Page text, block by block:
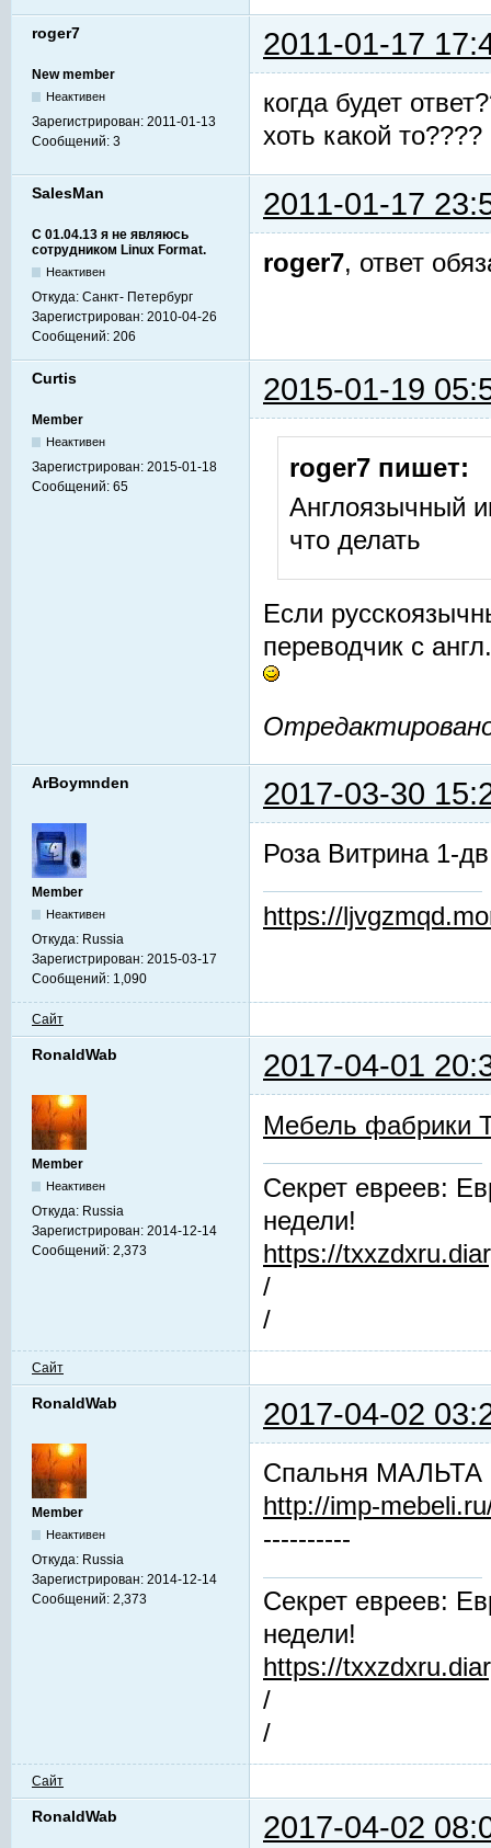
roger7 2011-01-17
New member
Неактивен
Зарегистрирован: 2011-01-13
Сообщений: 3
когда будет
хоть какой то????
SalesMan 2011-01-17
С 01.04.13 я не являюсь
сотрудником Linux Format.
Неактивен
Откуда: Санкт- Петербург
Зарегистрирован: 2010-04-26
Сообщений: 206
roger7, ответ
Curtis 2015-01-19
Member
Неактивен
Зарегистрирован: 2015-01-18
Сообщений: 65
roger7 пишет:
Англоязычный
что делать
Если
переводчик с
ArBoymnden 2017-03-30
Member
Неактивен
Откуда: Russia
Зарегистрирован: 2015-03-17
Сообщений: 1,090
Роза Витрина 1-
https://
Сайт
RonaldWab 2017-04-01
Member
Неактивен
Откуда: Russia
Зарегистрирован: 2014-12-14
Сообщений: 2,373
Мебель фабрики
Секрет евреев:
недели!
https://
/
/
Сайт
RonaldWab 2017-04-02
Member
Неактивен
Откуда: Russia
Зарегистрирован: 2014-12-14
Сообщений: 2,373
Спальня МАЛЬТА
http://imp-
----------
Секрет евреев:
недели!
https://
/
/
Сайт
RonaldWab 2017-04-02